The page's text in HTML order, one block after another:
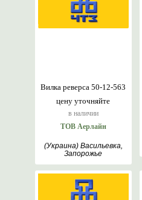
цену уточняйте
в наличии
Вилка реверса 50-12-563
ТОВ Аерлайн
(Украина) Васильевка,
Запорожье